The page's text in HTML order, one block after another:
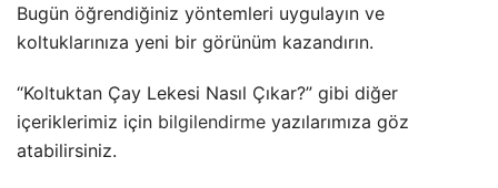
Bugün öğrendiğiniz yöntemleri uygulayın ve
koltuklarınıza yeni bir görünüm kazandırın.
“Koltuktan Çay Lekesi Nasıl Çıkar?” gibi diğer
içeriklerimiz için bilgilendirme yazılarımıza göz
atabilirsiniz.